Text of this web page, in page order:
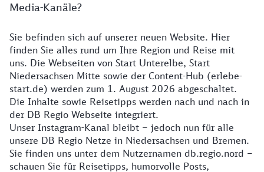
Media-Kanäle?
Details zur Website
Sie befinden sich auf unserer neuen Website. Hier
finden Sie alles rund um Ihre Region und Reise mit
uns. Die Webseiten von Start Unterelbe, Start
Niedersachsen Mitte sowie der Content-Hub (erlebe-
start.de) werden zum 1. August 2026 abgeschaltet.
Die Inhalte sowie Reisetipps werden nach und nach in
der DB Regio Webseite integriert.
Unser Instagram-Kanal bleibt – jedoch nun für alle
unsere DB Regio Netze in Niedersachsen und Bremen.
Sie finden uns unter dem Nutzernamen db.regio.nord –
schauen Sie für Reisetipps, humorvolle Posts,